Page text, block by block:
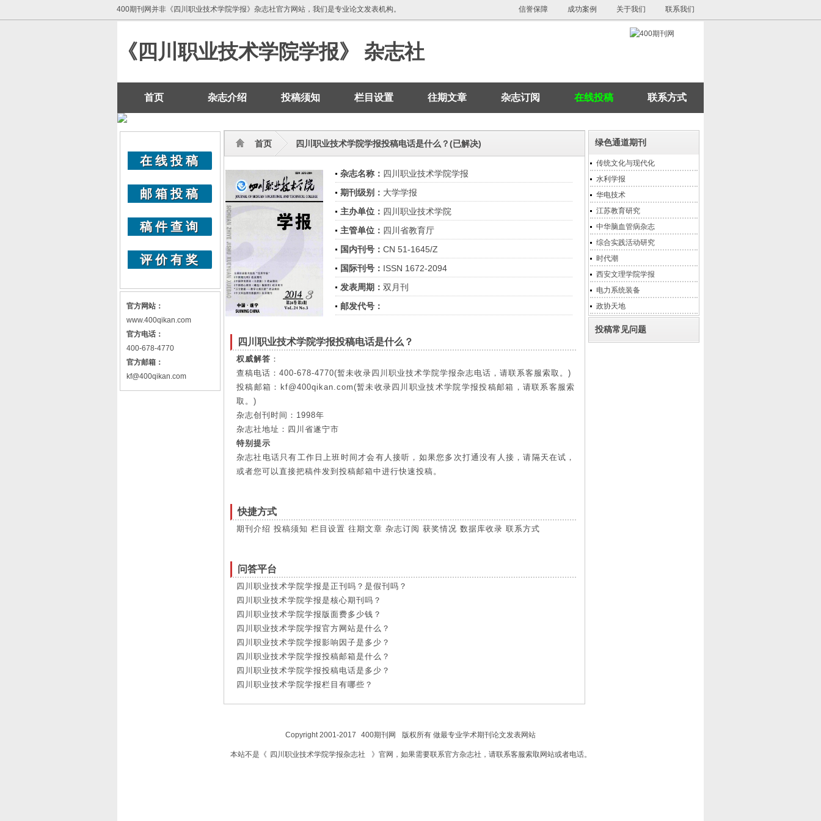
400期刊网并非《四川职业技术学院学报》杂志社官方网站，我们是专业论文发表机构。 信誉保障 成功案例 关于我们 联系我们
《四川职业技术学院学报》 杂志社
首页 杂志介绍 投稿须知 栏目设置 往期文章 杂志订阅 在线投稿 联系方式
在线投稿
邮箱投稿
稿件查询
评价有奖
官方网站：
www.400qikan.com
官方电话：
400-678-4770
官方邮箱：
kf@400qikan.com
首页 四川职业技术学院学报投稿电话是什么？(已解决)
杂志名称： 四川职业技术学院学报
期刊级别： 大学学报
主办单位： 四川职业技术学院
主管单位： 四川省教育厅
国内刊号： CN 51-1645/Z
国际刊号： ISSN 1672-2094
发表周期： 双月刊
邮发代号：
四川职业技术学院学报投稿电话是什么？
权威解答 ：
查稿电话：400-678-4770(暂未收录四川职业技术学院学报杂志电话，请联系客服索取。)
投稿邮箱：kf@400qikan.com(暂未收录四川职业技术学院学报投稿邮箱，请联系客服索
取。)
杂志创刊时间：1998年
杂志社地址：四川省遂宁市
特别提示
杂志社电话只有工作日上班时间才会有人接听，如果您多次打通没有人接，请隔天在试，
或者您可以直接把稿件发到投稿邮箱中进行快速投稿。
快捷方式
期刊介绍 投稿须知 栏目设置 往期文章 杂志订阅 获奖情况 数据库收录 联系方式
问答平台
四川职业技术学院学报是正刊吗？是假刊吗？
四川职业技术学院学报是核心期刊吗？
四川职业技术学院学报版面费多少钱？
四川职业技术学院学报官方网站是什么？
四川职业技术学院学报影响因子是多少？
四川职业技术学院学报投稿邮箱是什么？
四川职业技术学院学报投稿电话是多少？
四川职业技术学院学报栏目有哪些？
绿色通道期刊
传统文化与现代化
水利学报
华电技术
江苏教育研究
中华脑血管病杂志
综合实践活动研究
时代潮
西安文理学院学报
电力系统装备
政协天地
投稿常见问题
Copyright 2001-2017 400期刊网 版权所有 做最专业学术期刊论文发表网站
本站不是《 四川职业技术学院学报杂志社 》官网，如果需要联系官方杂志社，请联系客服索取网站或者电话。